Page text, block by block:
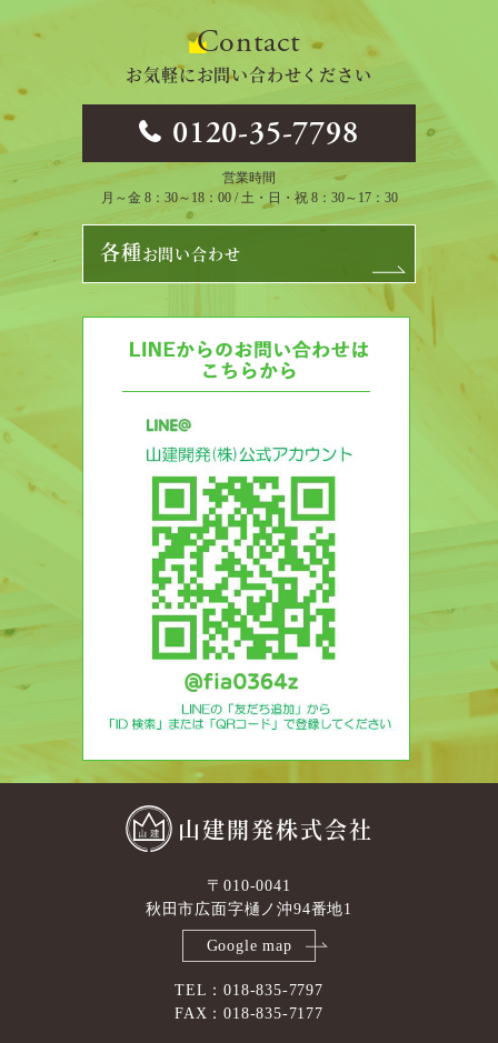
Contact
お気軽にお問い合わせください
0120-35-7798
営業時間
月～金 8：30～18：00 / 土・日・祝 8：30～17：30
各種お問い合わせ
山建開発株式会社
〒010-0041
秋田市広面字樋ノ沖94番地1
Google map
TEL：018-835-7797
FAX：018-835-7177